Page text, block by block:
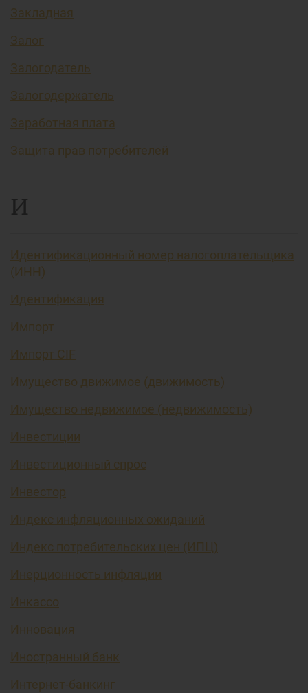
Закладная
Залог
Залогодатель
Залогодержатель
Заработная плата
Защита прав потребителей
И
Идентификационный номер налогоплательщика
(ИНН)
Идентификация
Импорт
Импорт CIF
Имущество движимое (движимость)
Имущество недвижимое (недвижимость)
Инвестиции
Инвестиционный спрос
Инвестор
Индекс инфляционных ожиданий
Индекс потребительских цен (ИПЦ)
Инерционность инфляции
Инкассо
Инновация
Иностранный банк
Интернет-банкинг